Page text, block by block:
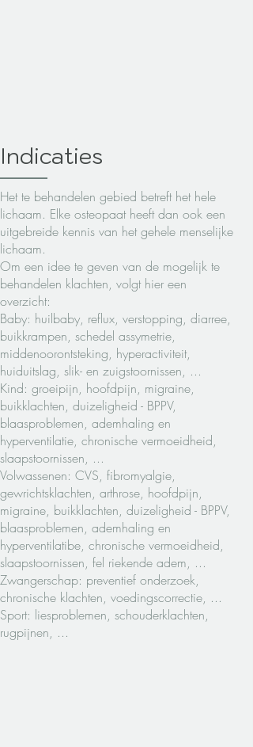
Indicaties
Het te behandelen gebied betreft het hele
lichaam. Elke osteopaat heeft dan ook een
uitgebreide kennis van het gehele menselijke
lichaam.
Om een idee te geven van de mogelijk te
behandelen klachten, volgt hier een
overzicht:
Baby: huilbaby, reflux, verstopping, diarree,
buikkrampen, schedel assymetrie,
middenoorontsteking, hyperactiviteit,
huiduitslag, slik- en zuigstoornissen, ...
Kind: groeipijn, hoofdpijn, migraine,
buikklachten, duizeligheid - BPPV,
blaasproblemen, ademhaling en
hyperventilatie, chronische vermoeidheid,
slaapstoornissen, ...
Volwassenen: CVS, fibromyalgie,
gewrichtsklachten, arthrose, hoofdpijn,
migraine, buikklachten, duizeligheid - BPPV,
blaasproblemen, ademhaling en
hyperventilatibe, chronische vermoeidheid,
slaapstoornissen, fel riekende adem, ...
Zwangerschap: preventief onderzoek,
chronische klachten, voedingscorrectie, ...
Sport: liesproblemen, schouderklachten,
rugpijnen, ...